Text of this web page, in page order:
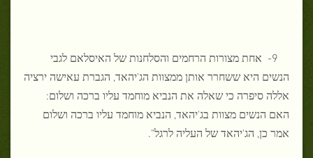
9- אחת מצורות הרחמים והסלחנות של האיסלאם לגבי
הנשים היא ששחרר אותן ממצוות הג'יהאד, הגברת עאישה ירציה
אללה סיפרה כי שאלה את הנביא מוחמד עליו ברכה ושלום:
האם הנשים מצוות בג'יהאד, הנביא מוחמד עליו ברכה ושלום
אמר כן, הג'יהאד של העליה לרגל".